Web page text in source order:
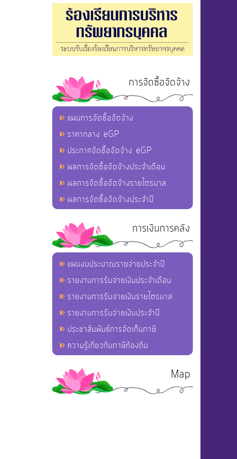
การจัดซื้อจัดจ้าง
แผนการจัดซื้อจัดจ้าง
ราคากลาง eGP
ประกาศจัดซื้อจัดจ้าง eGP
ผลการจัดซื้อจัดจ้างประจำเดือน
ผลการจัดซื้อจัดจ้างรายไตรมาส
ผลการจัดซื้อจัดจ้างประจำปี
การเงินการคลัง
แผนงบประมาณรายจ่ายประจำปี
รายงานการรับจ่ายเงินประจำเดือน
รายงานการรับจ่ายเงินรายไตรมาส
รายงานการรับจ่ายเงินประจำปี
ประชาสัมพันธ์การจัดเก็บภาษี
ความรู้เกี่ยวกับภาษีท้องถิ่น
Map